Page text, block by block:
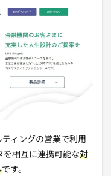
ィングの営業で利用
を相互に連携可能な対
です。